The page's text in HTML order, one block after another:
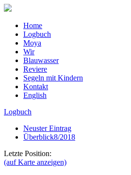
Home
Logbuch
Moya
Wir
Blauwasser
Reviere
Segeln mit Kindern
Kontakt
English
Logbuch
Neuster Eintrag
Überblick8/2018
Letzte Position:
(auf Karte anzeigen)